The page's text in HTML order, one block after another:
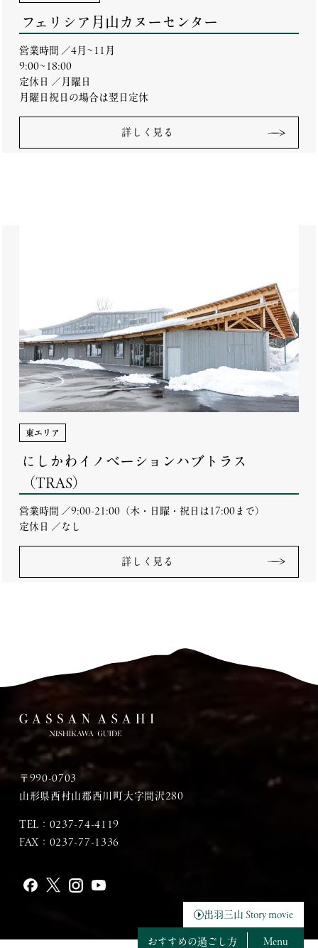
出羽三山 Story movie
おすすめの過ごし方 Menu
フェリシア月山カヌーセンター
営業時間 ／4月~11月
9:00~18:00
定休日 ／月曜日
月曜日祝日の場合は翌日定休
詳しく見る
東エリア
にしかわイノベーションハブトラス
（TRAS）
営業時間 ／9:00-21:00（木・日曜・祝日は17:00まで）
定休日 ／なし
詳しく見る
〒990-0703
山形県西村山郡西川町大字間沢280
TEL： 0237-74-4119
FAX：0237-77-1336